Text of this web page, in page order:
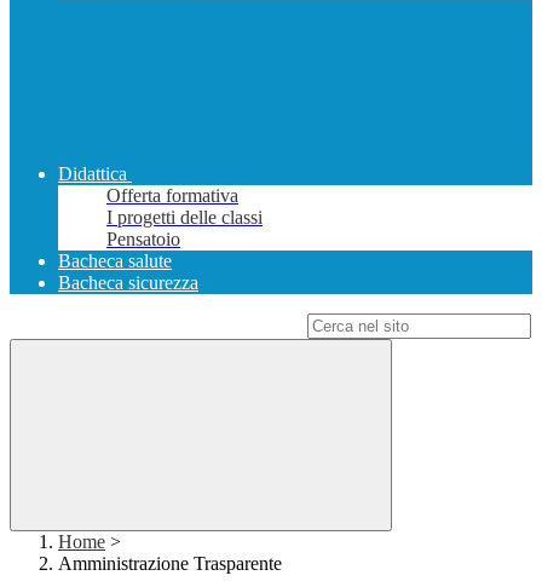
Didattica
Offerta formativa
I progetti delle classi
Pensatoio
Bacheca salute
Bacheca sicurezza
Home >
Amministrazione Trasparente